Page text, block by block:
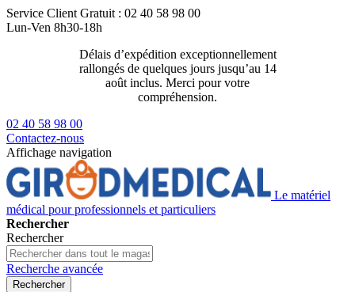
Service Client Gratuit : 02 40 58 98 00
Lun-Ven 8h30-18h
Délais d’expédition exceptionnellement
rallongés de quelques jours jusqu’au 14
août inclus. Merci pour votre
compréhension.
02 40 58 98 00
Contactez-nous
Affichage navigation
Le matériel
médical pour professionnels et particuliers
Rechercher
Rechercher
Recherche avancée
Rechercher